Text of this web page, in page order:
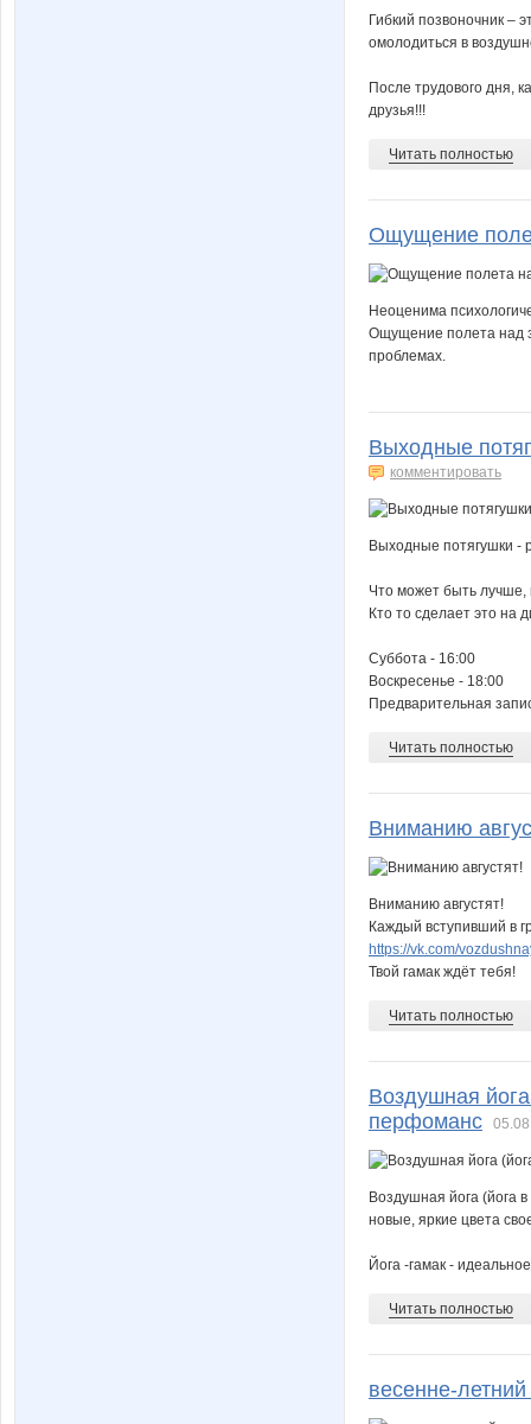
Гибкий позвоночник –
омолодиться в
После трудового дня,
друзья!!!
Читать полностью
Ощущение
Неоценима
Ощущение полета над
проблемах.
Выходные
комментировать
Выходные потягушки -
Что может быть
Кто то сделает это на
Суббота - 16:00
Воскресенье - 18:00
Предварительная
Читать полностью
Вниманию
Вниманию августят!
Каждый вступивший в
https://vk.com/
Твой гамак ждёт тебя!
Читать полностью
Воздушная
перфоманс
Воздушная йога (йога
новые, яркие цвета
Йога -гамак -
Читать полностью
весенне-летний